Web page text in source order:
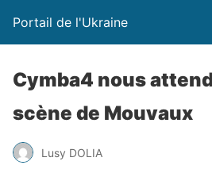
Portail de l'Ukraine
Cymba4 nous
scène de Mouvaux
Lusy DOLIA